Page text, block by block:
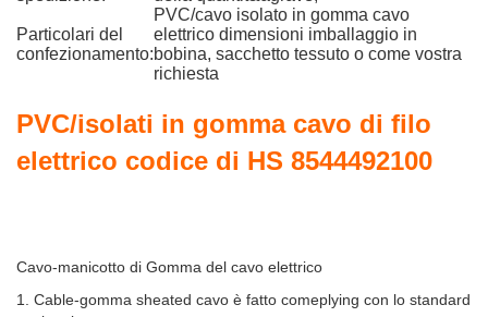
Particolari del
confezionamento:
PVC/cavo isolato in gomma cavo
elettrico dimensioni imballaggio in
bobina, sacchetto tessuto o come vostra
richiesta
PVC/isolati in gomma cavo di filo
elettrico codice di HS 8544492100
Cavo-manicotto di Gomma del cavo elettrico
1. Cable-gomma sheated cavo è fatto comeplying con lo standard